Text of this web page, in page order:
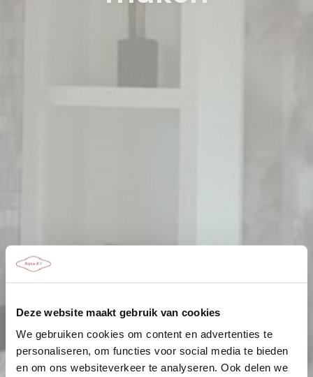
Deze website maakt gebruik van cookies
We gebruiken cookies om content en advertenties te
personaliseren, om functies voor social media te bieden
en om ons websiteverkeer te analyseren. Ook delen we